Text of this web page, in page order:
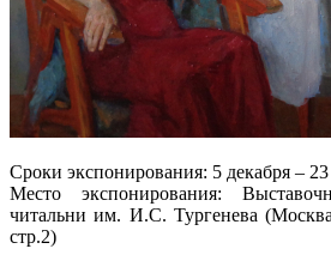
Сроки экспонирования: 5 декабря –
Место экспонирования:
читальни им. И.С. Тургенева
стр.2)